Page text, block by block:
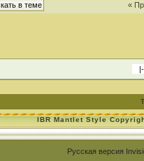
«
IBR Mantlet Style
Русская версия